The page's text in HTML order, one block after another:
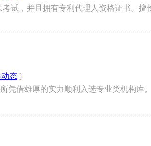
考试，并且拥有专利代理人资格证书。
态 ]
凭借雄厚的实力顺利入选专业类机构库